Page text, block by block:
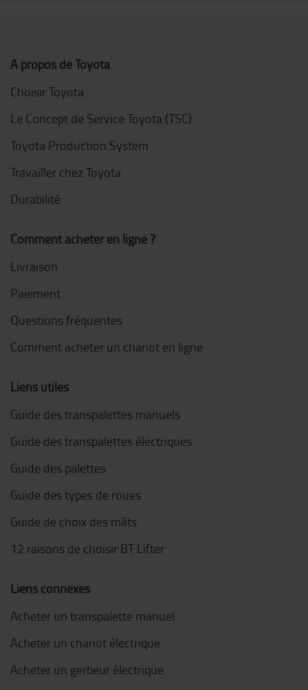
A propos de Toyota
Choisir Toyota
Le Concept de Service Toyota (TSC)
Toyota Production System
Travailler chez Toyota
Durabilité
Comment acheter en ligne ?
Livraison
Paiement
Questions fréquentes
Comment acheter un chariot en ligne
Liens utiles
Guide des transpalettes manuels
Guide des transpalettes électriques
Guide des palettes
Guide des types de roues
Guide de choix des mâts
12 raisons de choisir BT Lifter
Liens connexes
Acheter un transpalette manuel
Acheter un chariot électrique
Acheter un gerbeur électrique